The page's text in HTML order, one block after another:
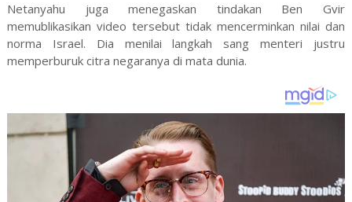
Netanyahu juga menegaskan tindakan Ben Gvir
memublikasikan video tersebut tidak mencerminkan nilai dan
norma Israel. Dia menilai langkah sang menteri justru
memperburuk citra negaranya di mata dunia.